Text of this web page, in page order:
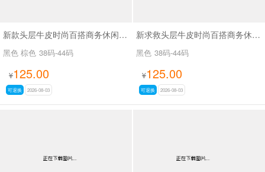
新款头层牛皮时尚百搭商务休闲男鞋SA8225
黑色 棕色 38码-44码
¥125.00
可退换 2026-08-03
新求救头层牛皮时尚百搭商务休闲男鞋SA8222
黑色 38码-44码
¥125.00
可退换 2026-08-03